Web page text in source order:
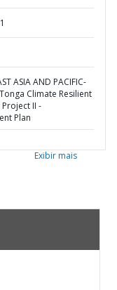
ASIA AND PACIFIC-
Climate Resilient
II -
Plan
Exibir mais